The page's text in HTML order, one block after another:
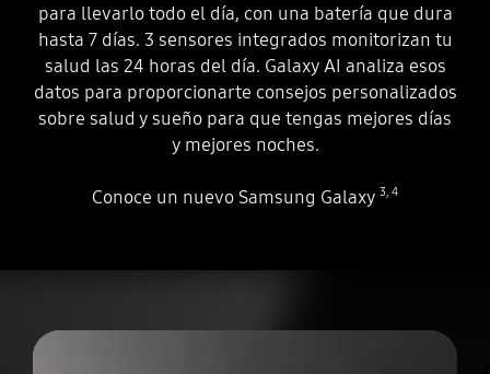
para llevarlo todo el día, con una batería que dura
hasta 7 días. 3 sensores integrados monitorizan tu
salud las 24 horas del día. Galaxy AI analiza esos
datos para proporcionarte consejos personalizados
sobre salud y sueño para que tengas mejores días
y mejores noches.
Conoce un nuevo Samsung Galaxy 3, 4